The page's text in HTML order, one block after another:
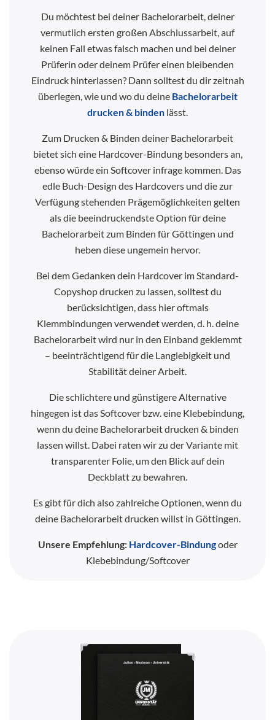
Du möchtest bei deiner Bachelorarbeit, deiner
vermutlich ersten großen Abschlussarbeit, auf
keinen Fall etwas falsch machen und bei deiner
Prüferin oder deinem Prüfer einen bleibenden
Eindruck hinterlassen? Dann solltest du dir zeitnah
überlegen, wie und wo du deine Bachelorarbeit
drucken & binden lässt.
Zum Drucken & Binden deiner Bachelorarbeit
bietet sich eine Hardcover-Bindung besonders an,
ebenso würde ein Softcover infrage kommen. Das
edle Buch-Design des Hardcovers und die zur
Verfügung stehenden Prägemöglichkeiten gelten
als die beeindruckendste Option für deine
Bachelorarbeit zum Binden für Göttingen und
heben diese ungemein hervor.
Bei dem Gedanken dein Hardcover im Standard-
Copyshop drucken zu lassen, solltest du
berücksichtigen, dass hier oftmals
Klemmbindungen verwendet werden, d. h. deine
Bachelorarbeit wird nur in den Einband geklemmt
– beeinträchtigend für die Langlebigkeit und
Stabilität deiner Arbeit.
Die schlichtere und günstigere Alternative
hingegen ist das Softcover bzw. eine Klebebindung,
wenn du deine Bachelorarbeit drucken & binden
lassen willst. Dabei raten wir zu der Variante mit
transparenter Folie, um den Blick auf dein
Deckblatt zu bewahren.
Es gibt für dich also zahlreiche Optionen, wenn du
deine Bachelorarbeit drucken willst in Göttingen.
Unsere Empfehlung: Hardcover-Bindungoder
Klebebindung/Softcover